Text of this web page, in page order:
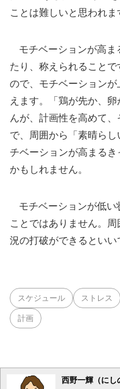
ことは難しいと思われま
モチベーションが高ま
たり、称えられること
ので、モチベーション
えます。「鶏が先か、
んが、計画性を高めて
で、周囲から「素晴ら
チベーションが高まる
かもしれません。
モチベーションが低い
ことではありません。
況の打破ができるといい
スケジュール ストレス
計画
西野一輝（にし